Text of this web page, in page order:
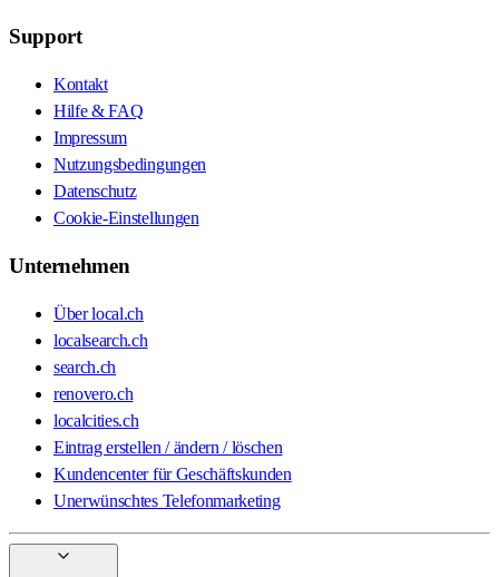
Support
Kontakt
Hilfe & FAQ
Impressum
Nutzungsbedingungen
Datenschutz
Cookie-Einstellungen
Unternehmen
Über local.ch
localsearch.ch
search.ch
renovero.ch
localcities.ch
Eintrag erstellen / ändern / löschen
Kundencenter für Geschäftskunden
Unerwünschtes Telefonmarketing